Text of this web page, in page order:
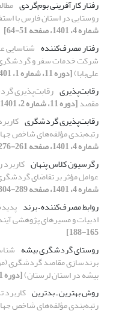
رفتار کارآفرینی بوم‌گردی
روستایی در استان فارس با
شماره 4، 1401، صفحه 51-64]
رفتار مصرف‌کننده شناسایی
شرکت خدمات سفر و
علی‌بابا)[دوره 11، شماره 1، 1401، صفحه 277-294]
رقابت‌پذیری رقابت‌پذیری
مقصد[دوره 11، شماره 2، 1401، صفحه 79-98]
رقابت‌پذیری گردشگری
رتبه‌بندی مؤلفه‌های شاخص
شماره 4، 1401، صفحه 261-276]
رگرسیون کلاس پنهان
عوامل مؤثر بر تقاضای
شماره 4، 1401، صفحه 289-304]
روابط مصرف‌کننده – برند
ادبیات و مسیرهای پژوهشی
165-188]
روستای گردشگری بیشه
برندسازی مقاصد گردشگری
بیشه در استان لرستان)[دوره 11، شماره 3، 1401، صفحه 275-289]
روش بهترین ـ بدترین
رتبه‌بندی مؤلفه‌های شاخص